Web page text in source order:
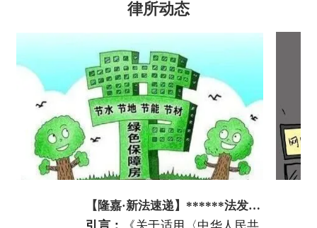
律所动态
【隆嘉·新法速递】******法发布民法典合